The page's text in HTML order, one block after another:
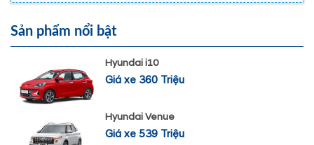
Sản phẩm nổi bật
Hyundai i10
Giá xe 360 Triệu
Hyundai Venue
Giá xe 539 Triệu